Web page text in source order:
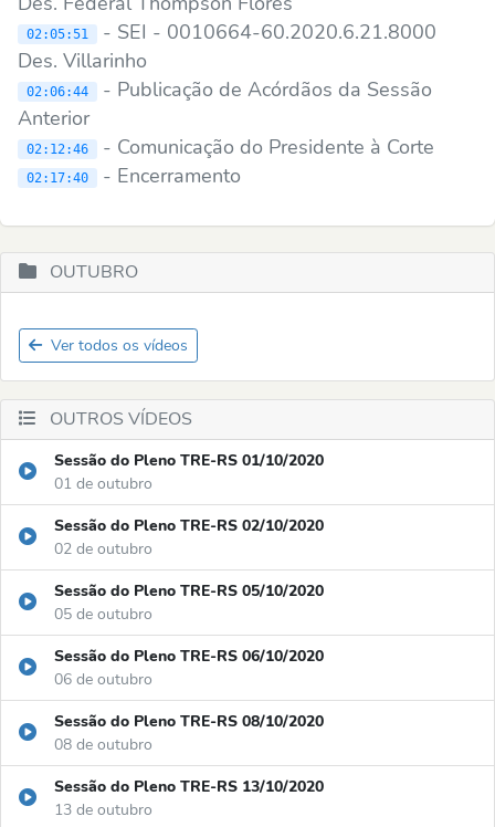
02:05:51
- SEI - 0010664-60.2020.6.21.8000
Des. Villarinho
02:06:44
- Publicação de Acórdãos da Sessão
Anterior
02:12:46 - Comunicação do Presidente à Corte
02:17:40 - Encerramento
OUTUBRO
Ver todos os vídeos
OUTROS VÍDEOS
Sessão do Pleno TRE-RS 01/10/2020
01 de outubro
Sessão do Pleno TRE-RS 02/10/2020
02 de outubro
Sessão do Pleno TRE-RS 05/10/2020
05 de outubro
Sessão do Pleno TRE-RS 06/10/2020
06 de outubro
Sessão do Pleno TRE-RS 08/10/2020
08 de outubro
Sessão do Pleno TRE-RS 13/10/2020
13 de outubro